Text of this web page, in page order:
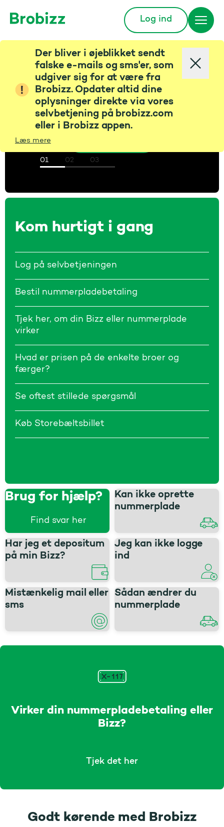
Log ind
Der bliver i øjeblikket sendt
falske e-mails og sms'er, som
udgiver sig for at være fra
Brobizz. Opdater altid dine
oplysninger direkte via vores
selvbetjening på brobizz.com
eller i Brobizz appen.
Læs mere
Virker min Bizz eller
nummerpladebetaling
?
Kom hurtigt igennem
anlægget - monter
din Bizz korrekt
Betal med
nummerpladen og
spar penge
Bestil nummerpladebetaling til 0 kr.
01 02 03
Kom hurtigt i gang
Log på selvbetjeningen
Bestil nummerpladebetaling
Tjek her, om din Bizz eller nummerplade
virker
Hvad er prisen på de enkelte broer og
færger?
Se oftest stillede spørgsmål
Køb Storebæltsbillet
Brug for hjælp?
Find svar her
Kan ikke oprette
nummerplade
Har jeg et depositum
på min Bizz?
Jeg kan ikke logge
ind
Mistænkelig mail eller
sms
Sådan ændrer du
nummerplade
Virker din nummerpladebetaling eller
Bizz?
Tjek det her
Godt kørende med Brobizz